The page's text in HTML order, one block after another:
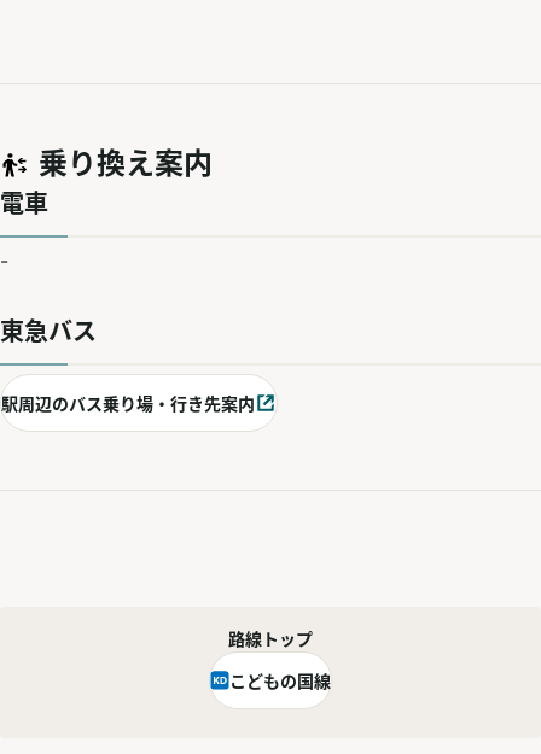
乗り換え案内
電車
-
東急バス
駅周辺のバス乗り場・行き先案内
別ウィンドウで開く
路線トップ
こどもの国線